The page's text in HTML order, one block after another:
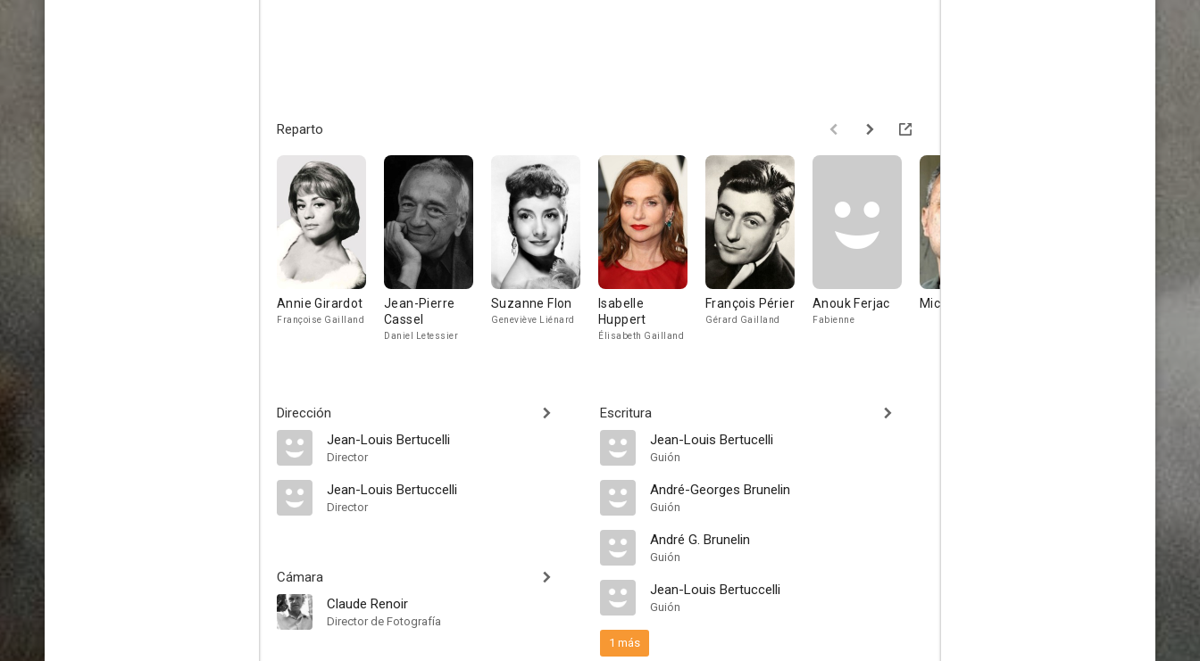
Reparto
Annie Girardot
Françoise Gailland
Jean-Pierre
Cassel
Daniel Letessier
Suzanne Flon
Geneviève Liénard
Isabelle
Huppert
Élisabeth Gailland
François Périer
Gérard Gailland
Anouk Ferjac
Fabienne
Michel Subor
Dirección
Jean-Louis Bertucelli
Director
Jean-Louis Bertuccelli
Director
Cámara
Claude Renoir
Director de Fotografía
Escritura
Jean-Louis Bertucelli
Guión
André-Georges Brunelin
Guión
André G. Brunelin
Guión
Jean-Louis Bertuccelli
Guión
1 más